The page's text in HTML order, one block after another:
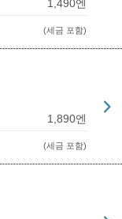
1,490엔
(세금 포함)
1,890엔
(세금 포함)